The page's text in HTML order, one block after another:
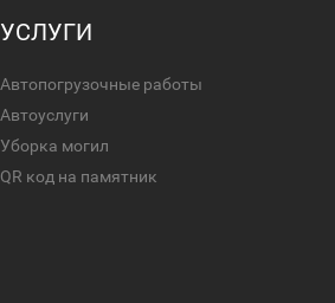
УСЛУГИ
Автопогрузочные работы
Автоуслуги
Уборка могил
QR код на памятник